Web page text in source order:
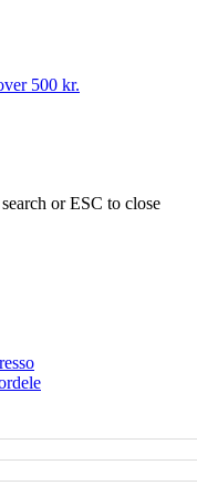
500 kr.
or ESC to close